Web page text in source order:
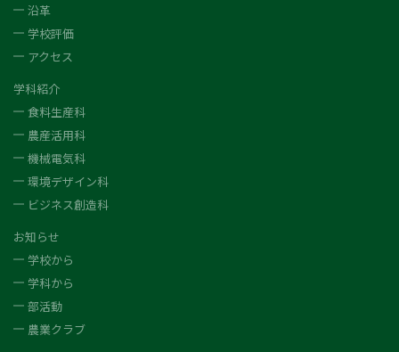
沿革
学校評価
アクセス
学科紹介
食料生産科
農産活用科
機械電気科
環境デザイン科
ビジネス創造科
お知らせ
学校から
学科から
部活動
農業クラブ